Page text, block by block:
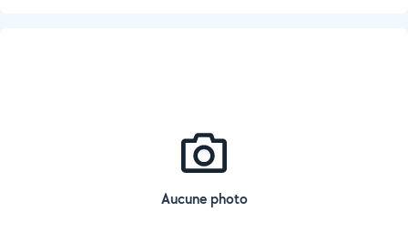
Aucune photo